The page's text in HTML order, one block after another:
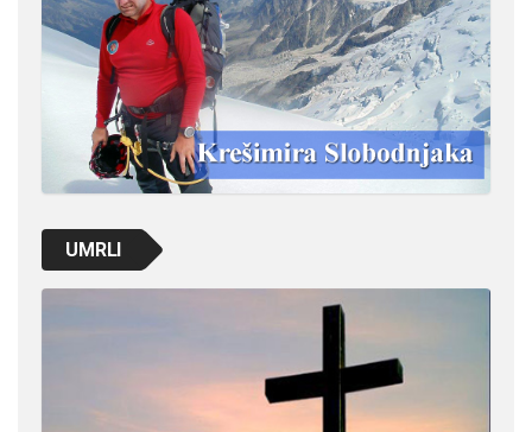
UMRLI